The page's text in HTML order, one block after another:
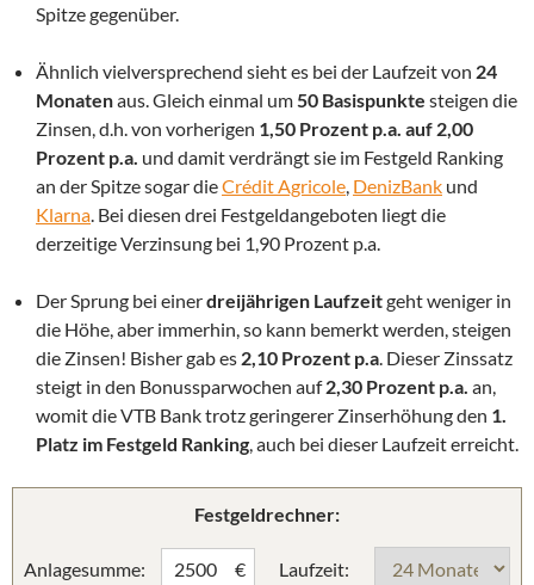
Spitze gegenüber.
Ähnlich vielversprechend sieht es bei der Laufzeit von 24
Monatenaus. Gleich einmal um50 Basispunkte steigen die
Zinsen, d.h. von vorherigen 1,50 Prozent p.a. auf 2,00
Prozent p.a. und damit verdrängt sie im Festgeld Ranking
an der Spitze sogar dieCrédit Agricole, DenizBank und
Klarna. Bei diesen drei Festgeldangeboten liegt die
derzeitige Verzinsung bei 1,90 Prozent p.a.
Der Sprung bei einerdreijährigen Laufzeitgeht weniger in
die Höhe, aber immerhin, so kann bemerkt werden, steigen
die Zinsen! Bisher gab es 2,10 Prozent p.a. Dieser Zinssatz
steigt in den Bonussparwochen auf2,30 Prozent p.a. an,
womit die VTB Bank trotz geringerer Zinserhöhung den 1.
Platz im Festgeld Ranking, auch bei dieser Laufzeit erreicht.
Festgeldrechner:
Anlagesumme: € Laufzeit: